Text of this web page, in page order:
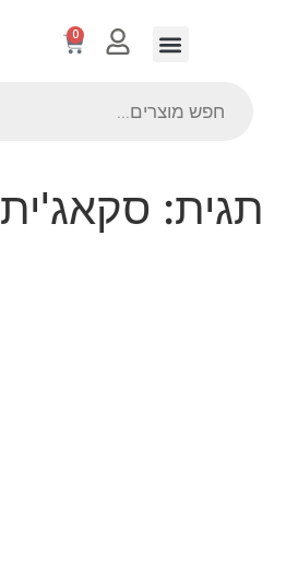
0
תגית: סקאג'ית